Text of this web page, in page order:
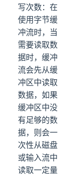
写次数：在
使用字节缓
冲流时，当
需要读取数
据时，缓冲
流会先从缓
冲区中读取
数据，如果
缓冲区中没
有足够的数
据，则会一
次性从磁盘
或输入流中
读取一定量